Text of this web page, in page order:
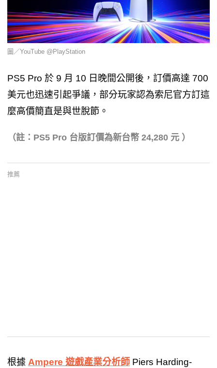
圖／YouTube @PlayStation
PS5 Pro 於 9 月 10 日晚間公開後，訂價高達 700
美元也迅速引起爭議，部分玩家認為索尼官方訂這
麼高價簡直是與世脫節。
（註：PS5 Pro 台版訂價為新台幣 24,280 元 ）
根據 Ampere 遊戲產業分析師 Piers Harding-